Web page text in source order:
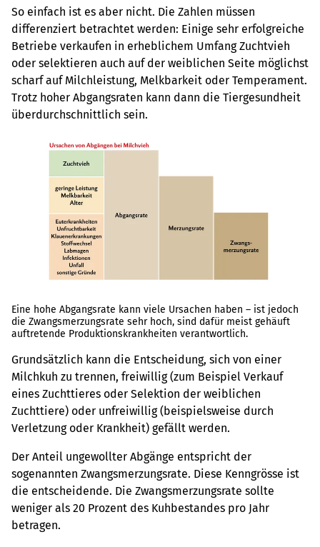
So einfach ist es aber nicht. Die Zahlen müssen
differenziert betrachtet werden: Einige sehr erfolgreiche
Betriebe verkaufen in erheblichem Umfang Zuchtvieh
oder selektieren auch auf der weiblichen Seite möglichst
scharf auf Milchleistung, Melkbarkeit oder Temperament.
Trotz hoher Abgangsraten kann dann die Tiergesundheit
überdurchschnittlich sein.
Eine hohe Abgangsrate kann viele Ursachen haben – ist jedoch
die Zwangsmerzungsrate sehr hoch, sind dafür meist gehäuft
auftretende Produktionskrankheiten verantwortlich.
Grundsätzlich kann die Entscheidung, sich von einer
Milchkuh zu trennen, freiwillig (zum Beispiel Verkauf
eines Zuchttieres oder Selektion der weiblichen
Zuchttiere) oder unfreiwillig (beispielsweise durch
Verletzung oder Krankheit) gefällt werden.
Der Anteil ungewollter Abgänge entspricht der
sogenannten Zwangsmerzungsrate. Diese Kenngrösse ist
die entscheidende. Die Zwangsmerzungsrate sollte
weniger als 20 Prozent des Kuhbestandes pro Jahr
betragen.